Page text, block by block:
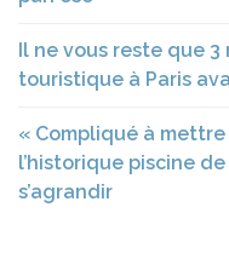
Il ne vous reste que
touristique à Paris
« Compliqué à
l’historique piscine
s’agrandir